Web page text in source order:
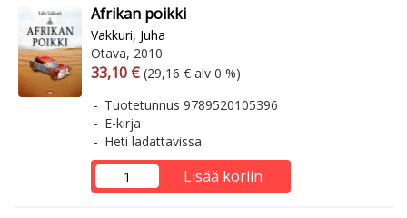
Afrikan poikki
Vakkuri, Juha
Otava, 2010
Arvonlisäverollinen hinta
33,10 € Arvonlisäveroton hinta
(29,16 € alv 0 %)
Tuotetunnus 9789520105396
E-kirja
Heti ladattavissa
Lisää koriin